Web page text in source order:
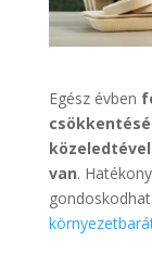
Egész évben
van.